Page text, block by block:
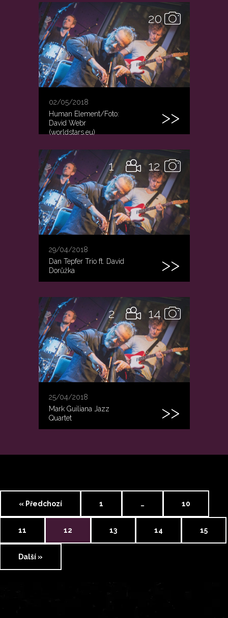
20
02/05/2018
Human Element/Foto:
David Webr
(worldstars.eu)
12
1
29/04/2018
Dan Tepfer Trio ft. David
Dorůžka
14
2
25/04/2018
Mark Guiliana Jazz
Quartet
« Předchozí 1 … 10
11 12 13 14 15
Další »